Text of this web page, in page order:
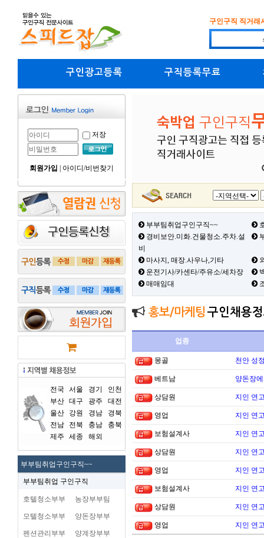
구인구직 직거래
구인광고등록 구직등록무료
저장
회원가입 아이디/비번찾기
전국 서울 경기
인천
부산 대구 광주
대전
울산
강원 경남
경북
전남
전북 충남
충북
제주
세종 해외
부부팀취업구인구직~~
부부팀취업 구인구직
호텔청소부부 농장부부팀
모텔청소부부 양돈장부부
펜션관리부부 양계장부부
부부팀취업구인구직~~
경비보안.미화.건물청소.주차.설
비
마사지, 매장.사우나,기타
운전기사/카센타/주유소/세차장
매매임대
홍보/마케팅 구인채용
업종
몽골 천안 성
베트남 양돈장
상담원 지인 연
영업 지인 연
보험설계사 지인 연
상담원 지인 연
영업 지인 연
보험설계사 지인 연
상담원 지인 연
영업 지인 연